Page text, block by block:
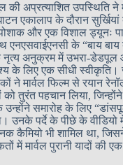
अप्रत्याशित उपस्थिति ने
एकालाप के दौरान सुर्खियां
और एक विशाल ड्यूनः
एनएसवाईएनसी के “बाय
नृत्य अनुक्रम में उभरा-डेडपूल
के लिए एक सीधी
ने मार्वल फिल्म से रयान
तुरंत पहचान लिया, जिन्होंने
उन्होंने समारोह के लिए
उनके पर्दे के पीछे के वीडियो में
कैमियो भी शामिल था,
में मार्वल पुरानी यादों की